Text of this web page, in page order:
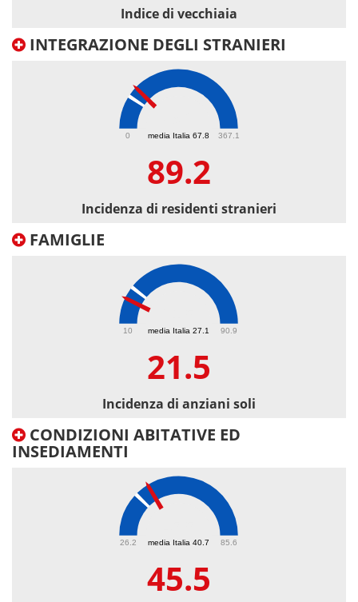
Indice di vecchiaia
INTEGRAZIONE DEGLI STRANIERI
media Italia 67.8
0 367.1
89.2
Incidenza di residenti stranieri
FAMIGLIE
media Italia 27.1
10 90.9
21.5
Incidenza di anziani soli
CONDIZIONI ABITATIVE ED
INSEDIAMENTI
media Italia 40.7
26.2 85.6
45.5